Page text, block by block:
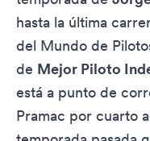
hasta la última
del Mundo de
de Mejor Piloto
está a punto de
Pramac por cuarto